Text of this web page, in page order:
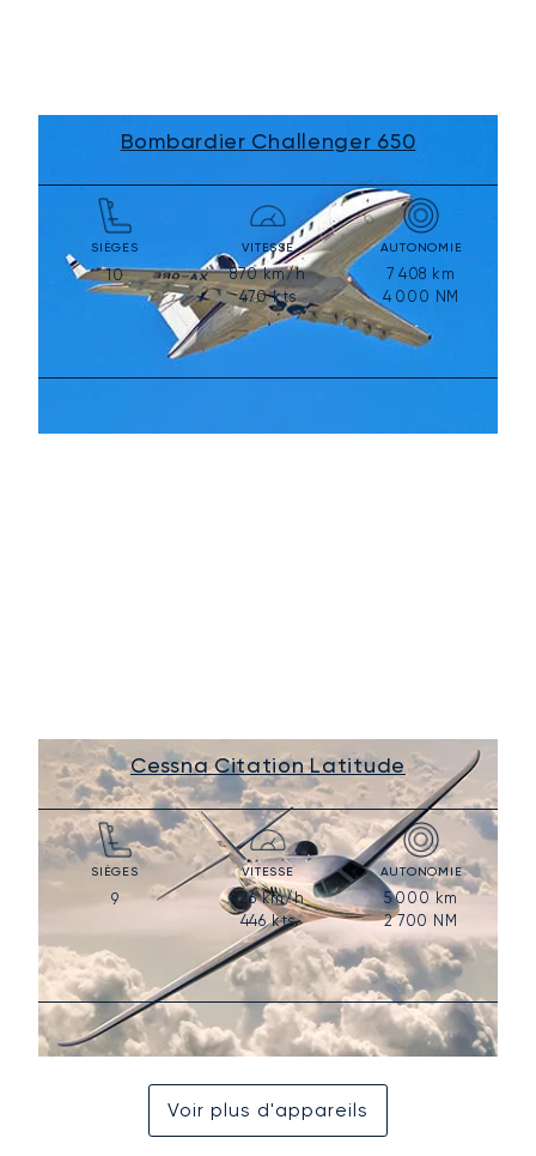
Bombardier Challenger 650
SIÈGES
10
VITESSE
870km/h
470kts
AUTONOMIE
7 408 km
4 000 NM
Cessna Citation Latitude
SIÈGES
9
VITESSE
826km/h
446kts
AUTONOMIE
5 000 km
2 700 NM
Voir plus d'appareils